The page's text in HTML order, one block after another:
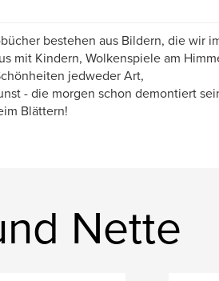
bestehen aus Bildern, die wir
mit Kindern, Wolkenspiele am
jedweder Art,
- die morgen schon demontiert
Blättern!
Nette